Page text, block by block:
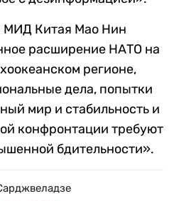
МИД Китая Мао Нин
расширение НАТО на
регионе,
дела, попытки
мир и стабильность и
конфронтации требуют
бдительности».